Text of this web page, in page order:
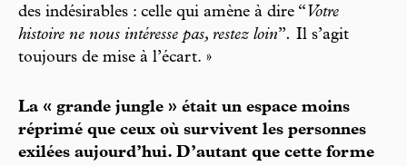
des indésirables : celle qui amène à dire “ Votre
histoire ne nous intéresse pas, restez loin”. Il s’agit
toujours de mise à l’écart. »
La « grande jungle » était un espace moins
réprimé que ceux où survivent les personnes
exilées aujourd’hui. D’autant que cette forme